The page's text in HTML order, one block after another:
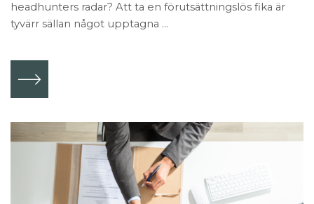
headhunters radar? Att ta en förutsättningslös fika är
tyvärr sällan något upptagna ...